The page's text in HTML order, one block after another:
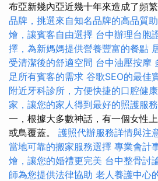
布亞新幾內亞近幾十年來造成了頻
品牌，挑選來自知名品牌的高品質
燴，讓賓客自由選擇 台中辦理台胞
擇，為新媽媽提供營養豐富的餐點
受清潔後的舒適空間 台中油壓按摩
足所有賓客的需求 谷歌SEO的最佳
附近牙科診所，方便快捷的口腔健
家，讓您的家人得到最好的照護服務
一，根據大多數神話，有一個女性
或鳥覆蓋。 護照代辦服務詳情與注
當地可靠的搬家服務選擇 專業會計
燴，讓您的婚禮更完美 台中整骨討
師為您提供法律協助 老人養護中心